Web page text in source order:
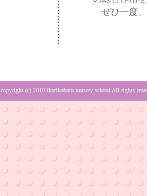
ぜひ一度、
copyright (c) 2010 ikarikobato nursery school All rights